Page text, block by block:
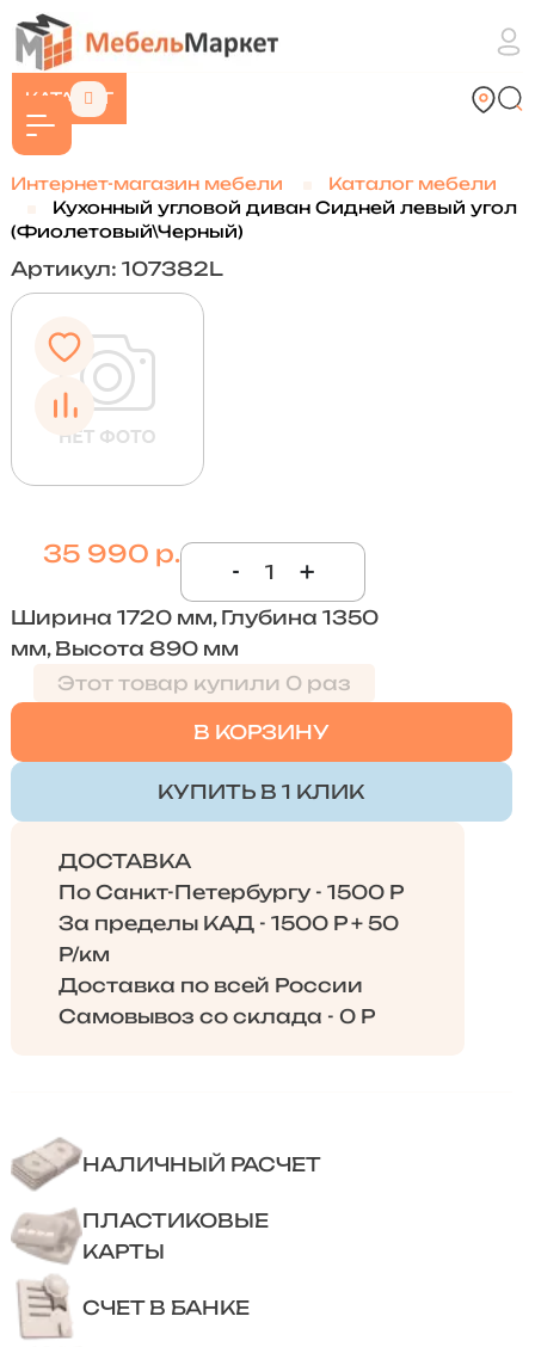
КАТАЛОГ
Интернет-магазин мебели
Каталог мебели
Кухонный угловой диван Сидней левый угол
(Фиолетовый\Черный)
Артикул: 107382L
35 990 р.
- +
Ширина 1720 мм, Глубина 1350
мм, Высота 890 мм
Этот товар купили 0 раз
В КОРЗИНУ
КУПИТЬ В 1 КЛИК
ДОСТАВКА
По Санкт-Петербургу - 1500 Р
За пределы КАД - 1500 Р + 50
Р/км
Доставка по всей России
Самовывоз со склада - 0 Р
НАЛИЧНЫЙ РАСЧЕТ
ПЛАСТИКОВЫЕ
КАРТЫ
СЧЕТ В БАНКЕ